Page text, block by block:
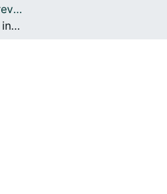
Com publicar
Articles publicats en revistes (Ciència dels Materials i Química Física)
Municipal solid waste incineration bottom ash as alkali-activated cement precursor depending on particle size